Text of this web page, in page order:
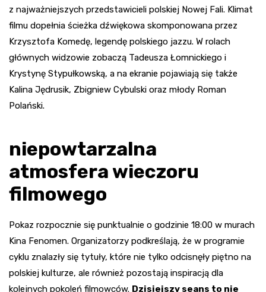
z najważniejszych przedstawicieli polskiej Nowej Fali. Klimat
filmu dopełnia ścieżka dźwiękowa skomponowana przez
Krzysztofa Komedę, legendę polskiego jazzu. W rolach
głównych widzowie zobaczą Tadeusza Łomnickiego i
Krystynę Stypułkowską, a na ekranie pojawiają się także
Kalina Jędrusik, Zbigniew Cybulski oraz młody Roman
Polański.
niepowtarzalna
atmosfera wieczoru
filmowego
Pokaz rozpocznie się punktualnie o godzinie 18:00 w murach
Kina Fenomen. Organizatorzy podkreślają, że w programie
cyklu znalazły się tytuły, które nie tylko odcisnęły piętno na
polskiej kulturze, ale również pozostają inspiracją dla
kolejnych pokoleń filmowców. Dzisiejszy seans to nie